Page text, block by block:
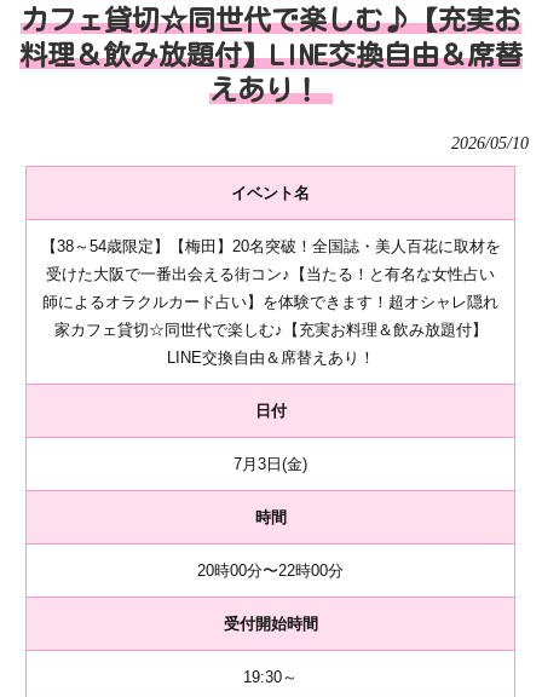
カフェ貸切☆同世代で楽しむ♪【充実お
料理＆飲み放題付】LINE交換自由＆席替
えあり！
2026/05/10
イベント名
【38～54歳限定】【梅田】20名突破！全国誌・美人百花に取材を
受けた大阪で一番出会える街コン♪【当たる！と有名な女性占い
師によるオラクルカード占い】を体験できます！超オシャレ隠れ
家カフェ貸切☆同世代で楽しむ♪【充実お料理＆飲み放題付】
LINE交換自由＆席替えあり！
日付
7月3日(金)
時間
20時00分〜22時00分
受付開始時間
19:30～